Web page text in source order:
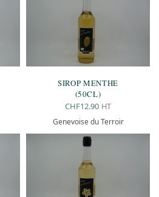
SIROP MENTHE
(50CL)
CHF12.90 HT
Genevoise du Terroir